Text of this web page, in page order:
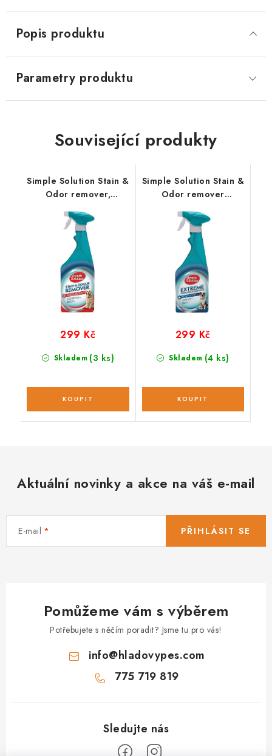
Popis produktu
Parametry produktu
Související produkty
Simple Solution Stain &
Odor remover,
pachu pro psy 750 ml
Skladem (3 ks)
299 Kč
Simple Solution Stain &
Odor remover
EXTREME, odstraňovač
skvrn a pachu pro psy
750 ml
Skladem (4 ks)
299 Kč
Aktuální novinky a akce na váš e-mail
E-mail PŘIHLÁSIT SE
Pomůžeme vám s výběrem
Potřebujete s něčím poradit? Jsme tu pro vás!
info@hladovypes.com
775 719 819